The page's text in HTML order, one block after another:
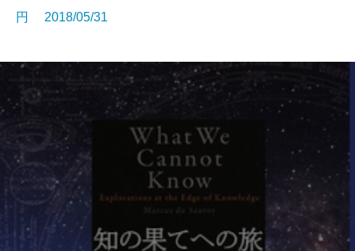
円 2018/05/31